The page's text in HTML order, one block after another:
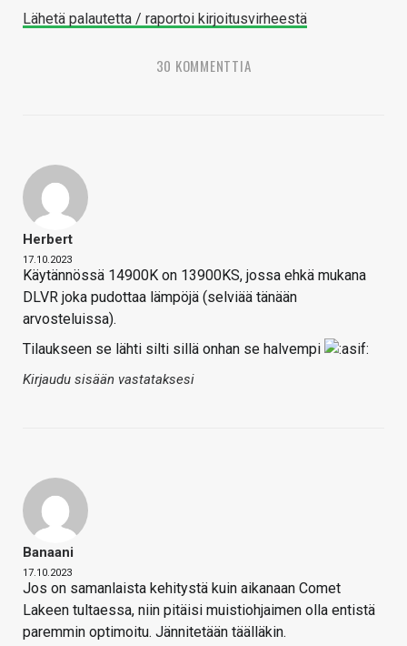
Lähetä palautetta / raportoi kirjoitusvirheestä
30 KOMMENTTIA
Herbert
17.10.2023
Käytännössä 14900K on 13900KS, jossa ehkä mukana
DLVR joka pudottaa lämpöjä (selviää tänään
arvosteluissa).
Tilaukseen se lähti silti sillä onhan se halvempi
Kirjaudu sisään vastataksesi
Banaani
17.10.2023
Jos on samanlaista kehitystä kuin aikanaan Comet
Lakeen tultaessa, niin pitäisi muistiohjaimen olla entistä
paremmin optimoitu. Jännitetään täälläkin.